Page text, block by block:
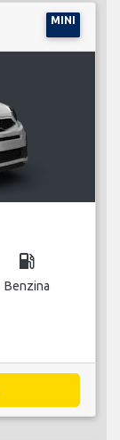
MINI
local_gas_station
Benzina